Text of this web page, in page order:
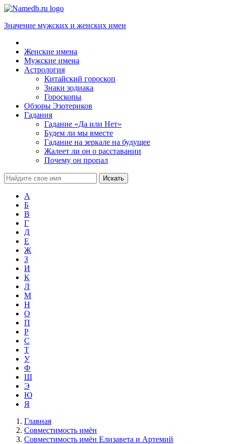
Значение мужских и женских имен
Женские имена
Мужские имена
Астрология
Китайский гороскоп
Знаки зодиака
Гороскопы
Обзоры Эзотериков
Гадания
Гадание «Да или Нет»
Будем ли мы вместе
Гадание на зеркале на будущее
Жалеет ли он о расставании
Почему он пропал
А
Б
В
Г
Д
Е
Ж
З
И
К
Л
М
Н
О
П
Р
С
Т
У
Ф
Ш
Э
Ю
Я
Главная
Совместимость имён
Совместимость имён Елизавета и Артемий